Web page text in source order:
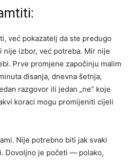
već pokazatelj da ste predugo
nije izbor, već potreba. Mir nije
Prve promjene započinju malim
disanja, dnevna šetnja,
razgovor ili jedan „ne“ koje
koraci mogu promijeniti cijeli
Nije potrebno biti jak svaki
Dovoljno je početi — polako,